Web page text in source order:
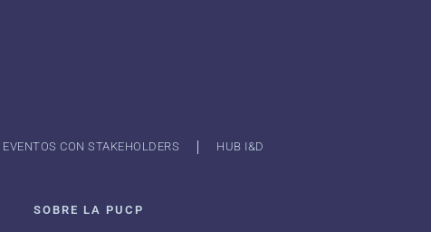
EVENTOS CON STAKEHOLDERS HUB I&D
SOBRE LA PUCP